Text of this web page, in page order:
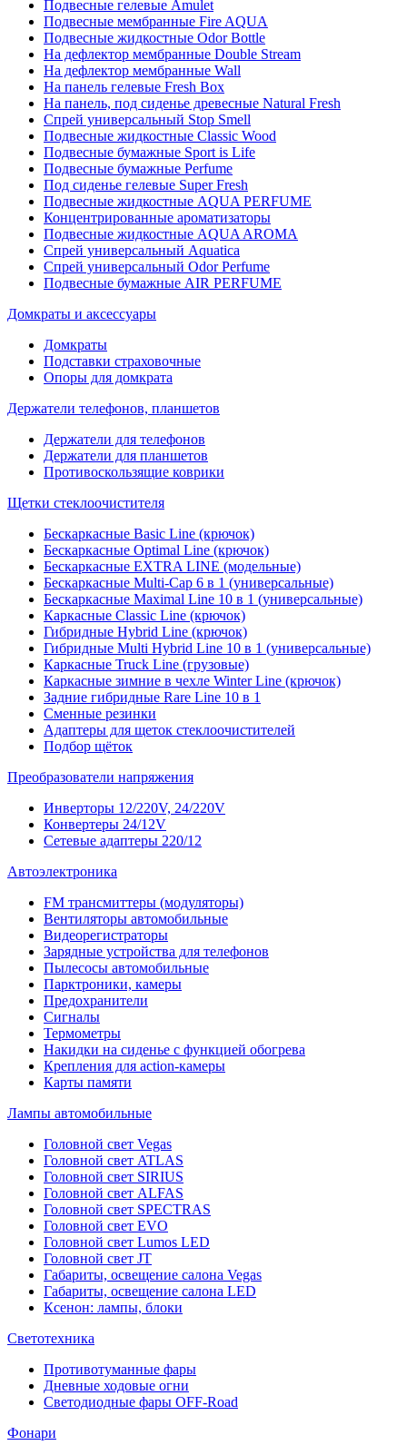
Подвесные гелевые Amulet
Подвесные мембранные Fire AQUA
Подвесные жидкостные Odor Bottle
На дефлектор мембранные Double Stream
На дефлектор мембранные Wall
На панель гелевые Fresh Box
На панель, под сиденье древесные Natural Fresh
Спрей универсальный Stop Smell
Подвесные жидкостные Classic Wood
Подвесные бумажные Sport is Life
Подвесные бумажные Perfume
Под сиденье гелевые Super Fresh
Подвесные жидкостные AQUA PERFUME
Концентрированные ароматизаторы
Подвесные жидкостные AQUA AROMA
Спрей универсальный Aquatica
Спрей универсальный Odor Perfume
Подвесные бумажные AIR PERFUME
Домкраты и аксессуары
Домкраты
Подставки страховочные
Опоры для домкрата
Держатели телефонов, планшетов
Держатели для телефонов
Держатели для планшетов
Противоскользящие коврики
Щетки стеклоочистителя
Бескаркасные Basic Line (крючок)
Бескаркасные Optimal Line (крючок)
Бескаркасные EXTRA LINE (модельные)
Бескаркасные Multi-Cap 6 в 1 (универсальные)
Бескаркасные Maximal Line 10 в 1 (универсальные)
Каркасные Classic Line (крючок)
Гибридные Hybrid Line (крючок)
Гибридные Multi Hybrid Line 10 в 1 (универсальные)
Каркасные Truck Line (грузовые)
Каркасные зимние в чехле Winter Line (крючок)
Задние гибридные Rare Line 10 в 1
Сменные резинки
Адаптеры для щеток стеклоочистителей
Подбор щёток
Преобразователи напряжения
Инверторы 12/220V, 24/220V
Конвертеры 24/12V
Сетевые адаптеры 220/12
Автоэлектроника
FM трансмиттеры (модуляторы)
Вентиляторы автомобильные
Видеорегистраторы
Зарядные устройства для телефонов
Пылесосы автомобильные
Парктроники, камеры
Предохранители
Сигналы
Термометры
Накидки на сиденье с функцией обогрева
Крепления для action-камеры
Карты памяти
Лампы автомобильные
Головной свет Vegas
Головной свет ATLAS
Головной свет SIRIUS
Головной свет ALFAS
Головной свет SPECTRAS
Головной свет EVO
Головной свет Lumos LED
Головной свет JT
Габариты, освещение салона Vegas
Габариты, освещение салона LED
Ксенон: лампы, блоки
Светотехника
Противотуманные фары
Дневные ходовые огни
Светодиодные фары OFF-Road
Фонари